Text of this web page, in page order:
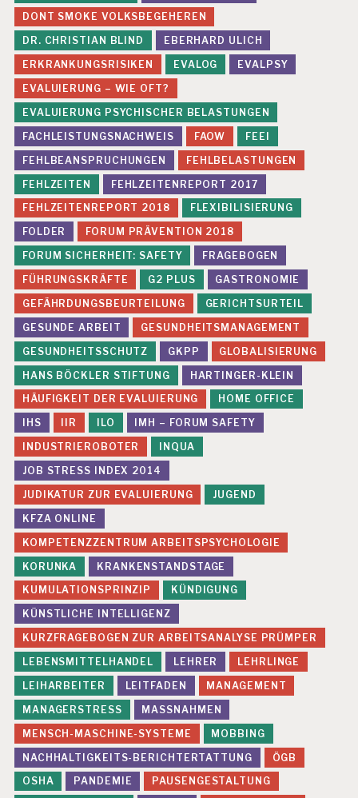
DONT SMOKE VOLKSBEGEHEREN
DR. CHRISTIAN BLIND
EBERHARD ULICH
ERKRANKUNGSRISIKEN
EVALOG
EVALPSY
EVALUIERUNG – WIE OFT?
EVALUIERUNG PSYCHISCHER BELASTUNGEN
FACHLEISTUNGSNACHWEIS
FAOW
FEEI
FEHLBEANSPRUCHUNGEN
FEHLBELASTUNGEN
FEHLZEITEN
FEHLZEITENREPORT 2017
FEHLZEITENREPORT 2018
FLEXIBILISIERUNG
FOLDER
FORUM PRÄVENTION 2018
FORUM SICHERHEIT: SAFETY
FRAGEBOGEN
FÜHRUNGSKRÄFTE
G2 PLUS
GASTRONOMIE
GEFÄHRDUNGSBEURTEILUNG
GERICHTSURTEIL
GESUNDE ARBEIT
GESUNDHEITSMANAGEMENT
GESUNDHEITSSCHUTZ
GKPP
GLOBALISIERUNG
HANS BÖCKLER STIFTUNG
HARTINGER-KLEIN
HÄUFIGKEIT DER EVALUIERUNG
HOME OFFICE
IHS
IIR ILO
IMH – FORUM SAFETY
INDUSTRIEROBOTER
INQUA
JOB STRESS INDEX 2014
JUDIKATUR ZUR EVALUIERUNG
JUGEND
KFZA ONLINE
KOMPETENZZENTRUM ARBEITSPSYCHOLOGIE
KORUNKA
KRANKENSTANDSTAGE
KUMULATIONSPRINZIP
KÜNDIGUNG
KÜNSTLICHE INTELLIGENZ
KURZFRAGEBOGEN ZUR ARBEITSANALYSE PRÜMPER
LEBENSMITTELHANDEL
LEHRER
LEHRLINGE
LEIHARBEITER
LEITFADEN
MANAGEMENT
MANAGERSTRESS
MASSNAHMEN
MENSCH-MASCHINE-SYSTEME
MOBBING
NACHHALTIGKEITS-BERICHTERTATTUNG
ÖGB
OSHA
PANDEMIE PAUSENGESTALTUNG